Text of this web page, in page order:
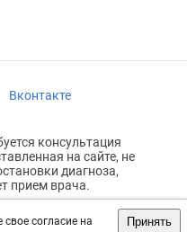
согласие на
Принять
Вконтакте
консультация
на сайте, не
диагноза,
прием врача.